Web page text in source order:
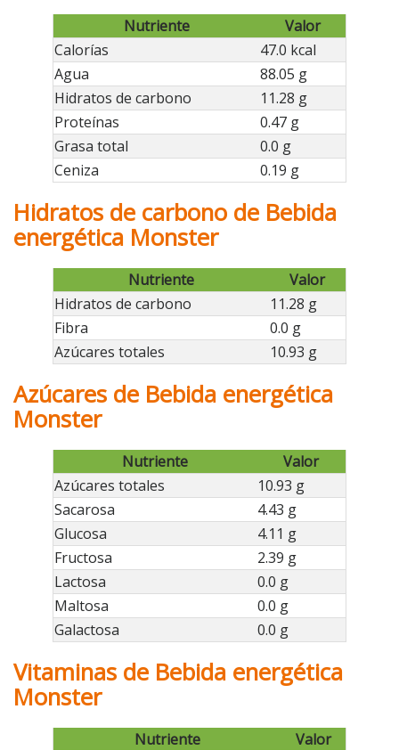
Nutriente
Valor
Calorías
47.0 kcal
Agua
88.05 g
Hidratos de carbono
11.28 g
Proteínas
0.47 g
Grasa total
0.0 g
Ceniza
0.19 g
Hidratos de carbono de Bebida
energética Monster
Nutriente
Valor
Hidratos de carbono
11.28 g
Fibra
0.0 g
Azúcares totales
10.93 g
Azúcares de Bebida energética
Monster
Nutriente
Valor
Azúcares totales
10.93 g
Sacarosa
4.43 g
Glucosa
4.11 g
Fructosa
2.39 g
Lactosa
0.0 g
Maltosa
0.0 g
Galactosa
0.0 g
Vitaminas de Bebida energética
Monster
Nutriente
Valor